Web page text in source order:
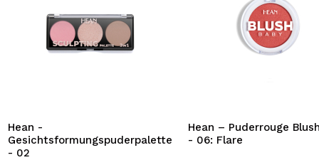
Hean -
Gesichtsformungspuderpalette
- 02
Hean – Puderrouge
- 06: Flare